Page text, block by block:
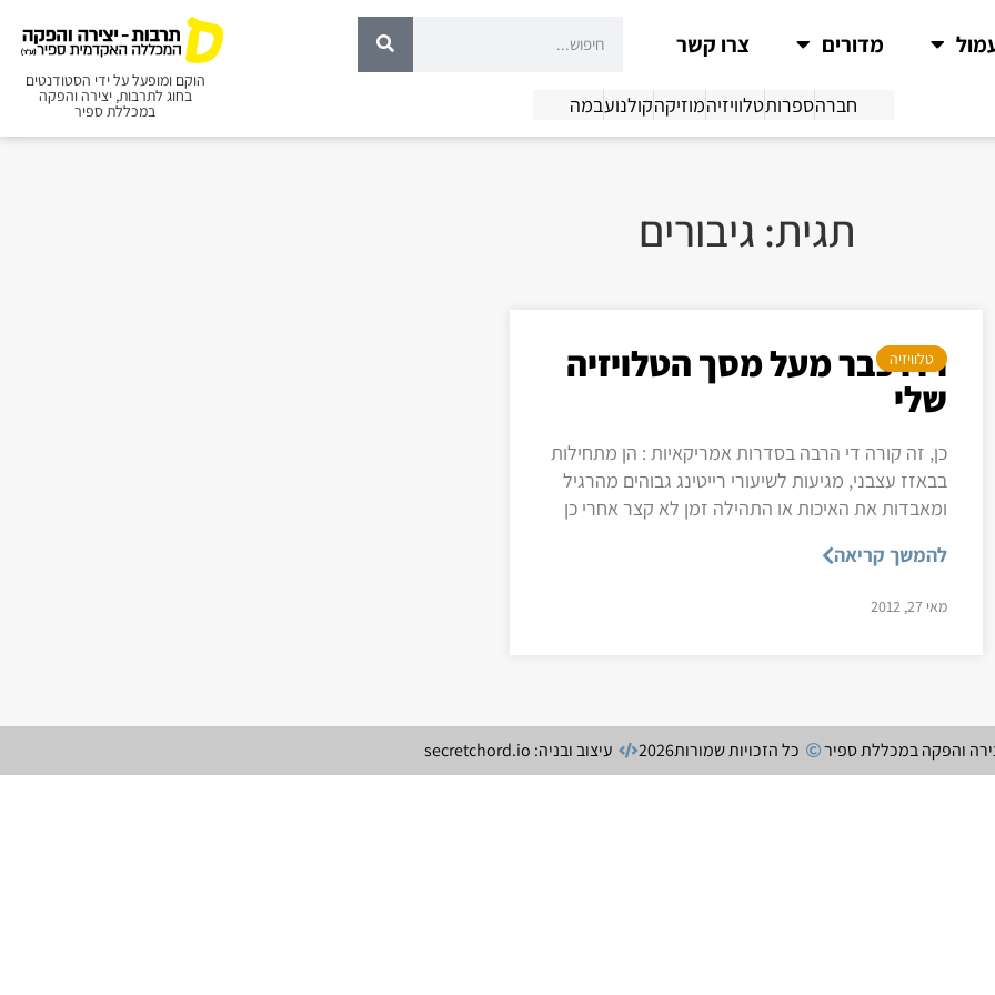
מדורים צרו קשר
חברהספרותטלוויזיהמוזיקהקולנועבמה
הוקם ומופעל על ידי הסטודנטים
בחוג לתרבות, יצירה והפקה
במכללת ספיר
תגית: גיבורים
טלוויזיה
רדו כבר מעל מסך הטלויזיה
שלי
כן, זה קורה די הרבה בסדרות אמריקאיות : הן מתחילות
בבאזז עצבני, מגיעות לשיעורי רייטינג גבוהים מהרגיל
ומאבדות את האיכות או התהילה זמן לא קצר אחרי כן
להמשך קריאה
מאי 27, 2012
והפקה במכללת ספיר כל הזכויות שמורות2026 עיצוב ובניה: secretchord.io